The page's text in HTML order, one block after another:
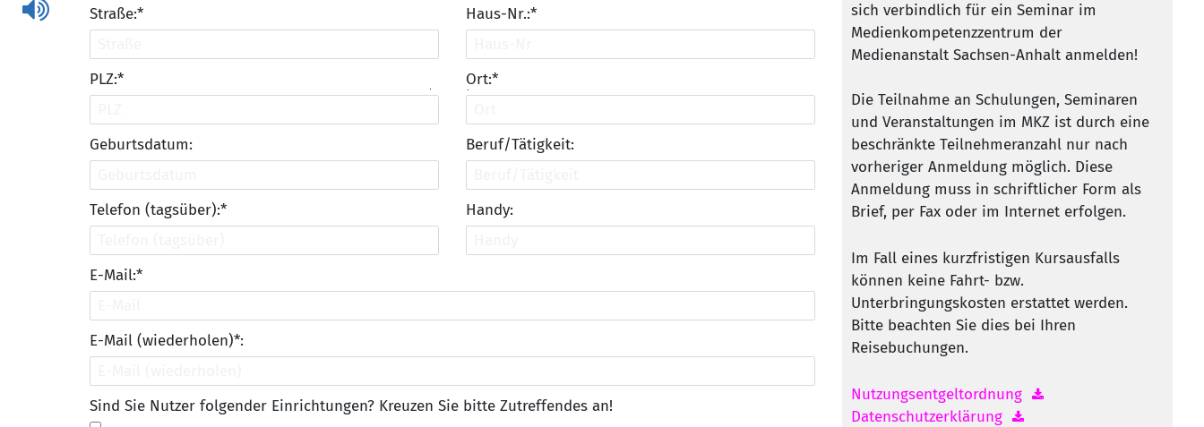
Straße:* Haus-Nr.:*
PLZ:* Ort:*
Geburtsdatum: Beruf/Tätigkeit:
Telefon (tagsüber):* Handy:
E-Mail:*
E-Mail (wiederholen)*:
Sind Sie Nutzer folgender Einrichtungen? Kreuzen Sie bitte Zutreffendes an!
sich verbindlich für ein Seminar im
Medienkompetenzzentrum der
Medienanstalt Sachsen-Anhalt anmelden!
Die Teilnahme an Schulungen, Seminaren
und Veranstaltungen im MKZ ist durch eine
beschränkte Teilnehmeranzahl nur nach
vorheriger Anmeldung möglich. Diese
Anmeldung muss in schriftlicher Form als
Brief, per Fax oder im Internet erfolgen.
Im Fall eines kurzfristigen Kursausfalls
können keine Fahrt- bzw.
Unterbringungskosten erstattet werden.
Bitte beachten Sie dies bei Ihren
Reisebuchungen.
Nutzungsentgeltordnung
Datenschutzerklärung